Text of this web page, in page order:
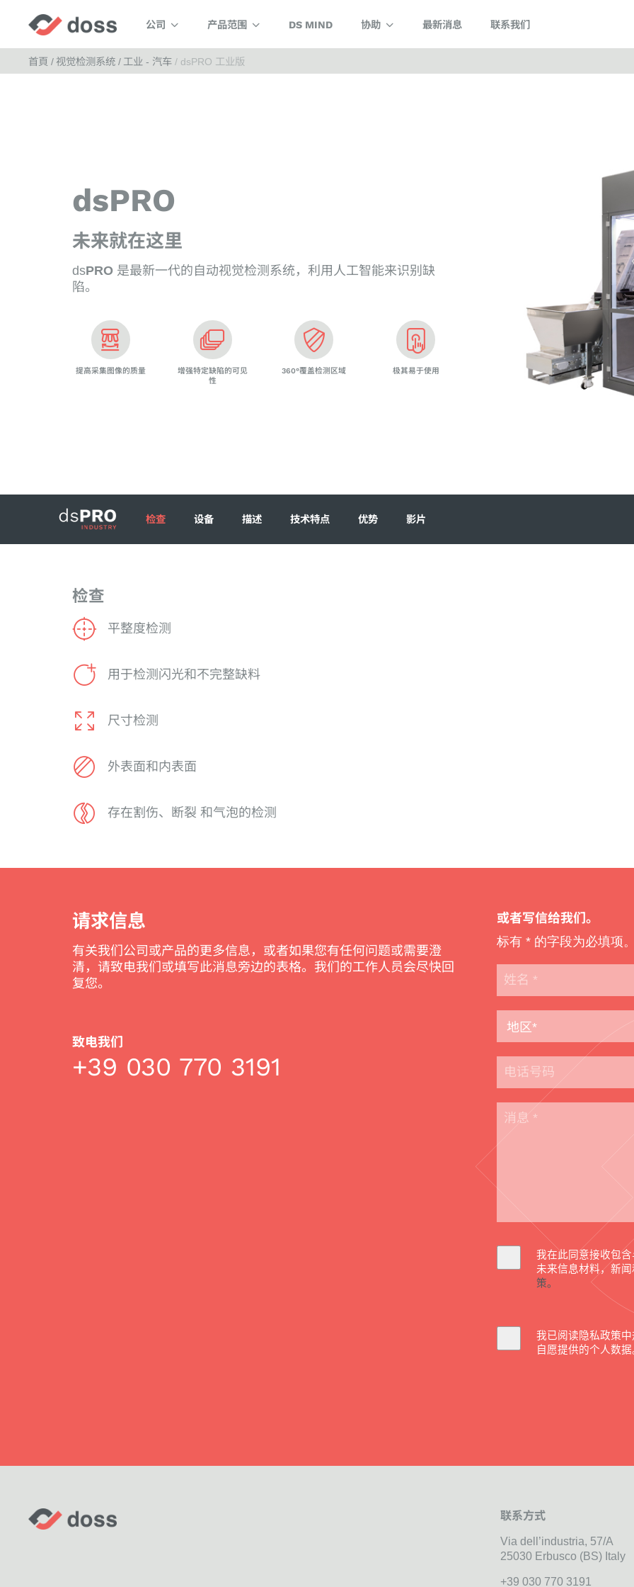
公司 产品范围 DS MIND 协助 最新消息 联系我们
首頁 视觉检测系统 工业 - 汽车 dsPRO 工业版
dsPRO
未来就在这里
dsPRO 是最新一代的自动视觉检测系统，利用人工智能来识别缺
陷。
提高采集图像的质量
增强特定缺陷的可见
性
360°覆盖检测区域 极其易于使用
检查 设备 描述 技术特点 优势 影片
检查
平整度检测
用于检测闪光和不完整缺料
尺寸检测
外表面和内表面
存在割伤、断裂 和气泡的检测
请求信息
有关我们公司或产品的更多信息，或者如果您有任何问题或需要澄
清，请致电我们或填写此消息旁边的表格。我们的工作人员会尽快回
复您。
致电我们
+39 030 770 3191
或者写信给我们。
标有 * 的字段为必填项
我在此同意接收包含
未来信息材料，新
策。
我已阅读隐私政策
自愿提供的个人数
联系方式
Via dell’industria, 57/A
25030 Erbusco (BS) Italy
+39 030 770 3191